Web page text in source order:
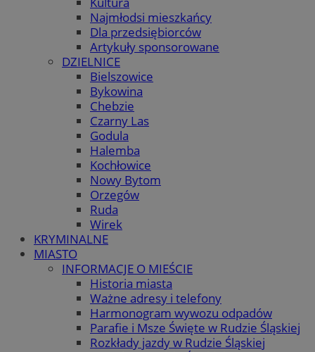
Najmłodsi mieszkańcy
Dla przedsiębiorców
Artykuły sponsorowane
DZIELNICE
Bielszowice
Bykowina
Chebzie
Czarny Las
Godula
Halemba
Kochłowice
Nowy Bytom
Orzegów
Ruda
Wirek
KRYMINALNE
MIASTO
INFORMACJE O MIEŚCIE
Historia miasta
Ważne adresy i telefony
Harmonogram wywozu odpadów
Parafie i Msze Święte w Rudzie Śląskiej
Rozkłady jazdy w Rudzie Śląskiej